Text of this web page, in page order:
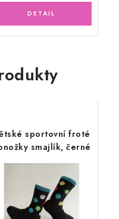
sportovní froté
smajlík, černé